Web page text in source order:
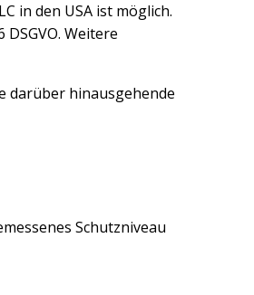
in den USA ist möglich.
Weitere
darüber hinausgehende
Schutzniveau